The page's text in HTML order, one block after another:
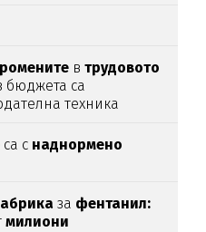
втрудовото
бюджета са
техника
са с наднормено
за фентанил:
милиони